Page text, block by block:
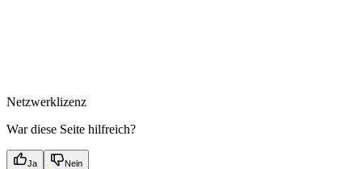
Netzwerklizenz
War diese Seite hilfreich?
Ja Nein